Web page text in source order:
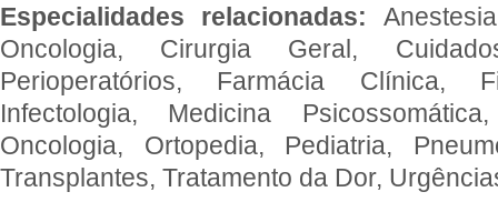
Especialidades relacionadas:
Oncologia, Cirurgia Geral,
Perioperatórios, Farmácia Clínica,
Infectologia, Medicina
Oncologia, Ortopedia, Pediatria,
Transplantes, Tratamento da Dor,